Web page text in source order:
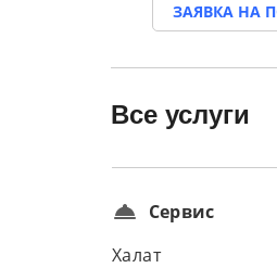
ЗАЯВКА НА
Все услуги
Сервис
Халат